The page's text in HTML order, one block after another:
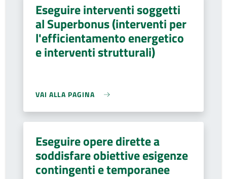
Eseguire interventi soggetti
al Superbonus (interventi per
l'efficientamento energetico
e interventi strutturali)
VAI ALLA PAGINA
Eseguire opere dirette a
soddisfare obiettive esigenze
contingenti e temporanee